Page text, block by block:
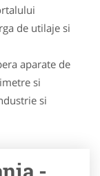
de utilaje si
aparate de
si
si